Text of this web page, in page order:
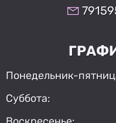
Понедельник-
Суббота: